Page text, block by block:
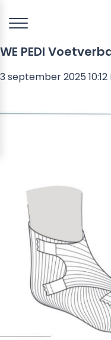
WE PEDI
3 september 2025 10:12